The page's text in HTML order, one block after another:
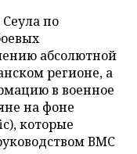
по
абсолютной
регионе, а
в военное
на фоне
которые
ВМС